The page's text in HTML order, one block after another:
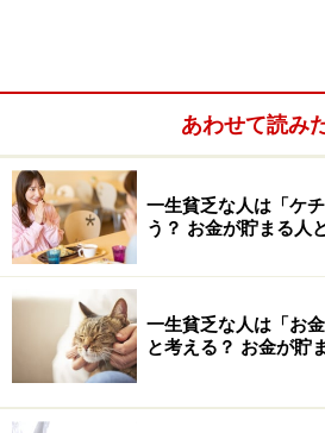
老齢基礎年金は、1年保険料を納
えます。年金受給が20年以上後な
ーマン）で現役の平均手取り年収
ょう。
あわせて読み
一生貧乏な人は「ケ
う？ お金が貯まる人
一生貧乏な人は「お
と考える？ お金が貯